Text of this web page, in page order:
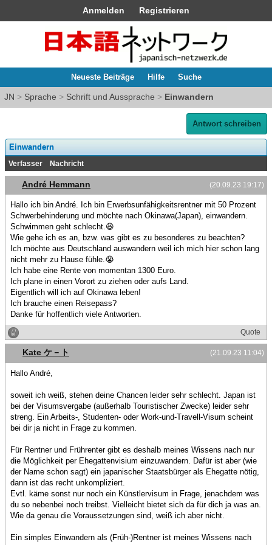
Anmelden Registrieren
Neueste Beiträge Hilfe Suche
JN > Sprache > Schrift und Aussprache > Einwandern
Antwort schreiben
Einwandern
Verfasser Nachricht
(20.09.23 19:17)
André Hemmann
Hallo ich bin André. Ich bin Erwerbsunfähigkeitsrentner mit 50 Prozent
Schwerbehinderung und möchte nach Okinawa(Japan), einwandern.
Schwimmen geht schlecht.😆
Wie gehe ich es an, bzw. was gibt es zu besonderes zu beachten?
Ich möchte aus Deutschland auswandern weil ich mich hier schon lang
nicht mehr zu Hause fühle.😭
Ich habe eine Rente von momentan 1300 Euro.
Ich plane in einen Vorort zu ziehen oder aufs Land.
Eigentlich will ich auf Okinawa leben!
Ich brauche einen Reisepass?
Danke für hoffentlich viele Antworten.
Quote
(21.09.23 11:04)
Kate ケ－ト
Hallo André,
soweit ich weiß, stehen deine Chancen leider sehr schlecht. Japan ist
bei der Visumsvergabe (außerhalb Touristischer Zwecke) leider sehr
streng. Ein Arbeits-, Studenten- oder Work-und-Travell-Visum scheint
bei dir ja nicht in Frage zu kommen.
Für Rentner und Frührenter gibt es deshalb meines Wissens nach nur
die Möglichkeit per Ehegattenvisium einzuwandern. Dafür ist aber (wie
der Name schon sagt) ein japanischer Staatsbürger als Ehegatte nötig,
dann ist das recht unkompliziert.
Evtl. käme sonst nur noch ein Künstlervisum in Frage, jenachdem was
du so nebenbei noch treibst. Vielleicht bietet sich da für dich ja was an.
Wie da genau die Voraussetzungen sind, weiß ich aber nicht.
Ein simples Einwandern als (Früh-)Rentner ist meines Wissens nach